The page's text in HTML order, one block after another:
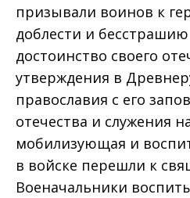
призывали воинов к
доблести и
достоинство своего
утверждения в
православия с его
отечества и служения
мобилизующая и
в войске перешли к
Военачальники